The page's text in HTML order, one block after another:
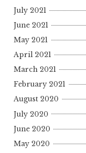
July 2021
June 2021
May 2021
April 2021
March 2021
February 2021
August 2020
July 2020
June 2020
May 2020